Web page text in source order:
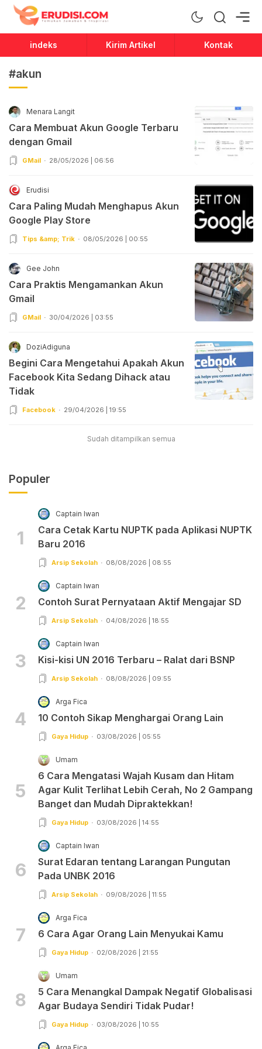
Erudisi
Temukan Jawaban dan Inspirasi
indeks Kirim Artikel Kontak
#akun
Menara Langit
Cara Membuat Akun Google Terbaru
dengan Gmail
GMail 28/05/2026 | 06:56
Erudisi
Cara Paling Mudah Menghapus Akun
Google Play Store
Tips &amp; Trik 08/05/2026 | 00:55
Gee John
Cara Praktis Mengamankan Akun
Gmail
GMail 30/04/2026 | 03:55
DoziAdiguna
Begini Cara Mengetahui Apakah Akun
Facebook Kita Sedang Dihack atau
Tidak
Facebook 29/04/2026 | 19:55
Sudah ditampilkan semua
Populer
1
Captain Iwan
Cara Cetak Kartu NUPTK pada Aplikasi NUPTK
Baru 2016
Arsip Sekolah 08/08/2026 | 08:55
2
Captain Iwan
Contoh Surat Pernyataan Aktif Mengajar SD
Arsip Sekolah 04/08/2026 | 18:55
3
Captain Iwan
Kisi-kisi UN 2016 Terbaru – Ralat dari BSNP
Arsip Sekolah 08/08/2026 | 09:55
4
Arga Fica
10 Contoh Sikap Menghargai Orang Lain
Gaya Hidup 03/08/2026 | 05:55
5
Umam
6 Cara Mengatasi Wajah Kusam dan Hitam
Agar Kulit Terlihat Lebih Cerah, No 2 Gampang
Banget dan Mudah Dipraktekkan!
Gaya Hidup 03/08/2026 | 14:55
6
Captain Iwan
Surat Edaran tentang Larangan Pungutan
Pada UNBK 2016
Arsip Sekolah 09/08/2026 | 11:55
7
Arga Fica
6 Cara Agar Orang Lain Menyukai Kamu
Gaya Hidup 02/08/2026 | 21:55
8
Umam
5 Cara Menangkal Dampak Negatif Globalisasi
Agar Budaya Sendiri Tidak Pudar!
Gaya Hidup 03/08/2026 | 10:55